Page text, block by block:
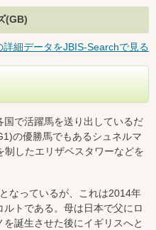
(GB)
詳細データをJBIS-Searchで見る
で活躍馬を送り出しているだ
の優勝馬でもあるシュネルマ
したエリザベスタワーなどを
なっているが、これは2014年
トである。母は日本で父にロ
誕生させた後にイギリスへと